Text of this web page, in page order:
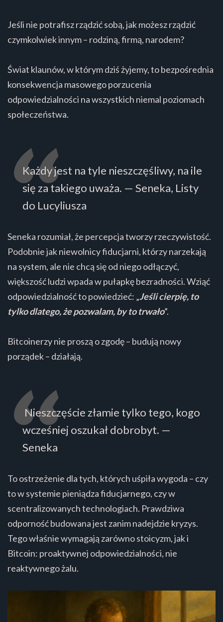
Jeśli nie potrafisz rządzić sobą, jak możesz rządzić
czymkolwiek innym – rodziną, firmą, narodem?
Świat klaunów, w którym dziś żyjemy, to bezpośrednia
konsekwencja masowego porzucenia
odpowiedzialności na wszystkich niemal poziomach
społeczeństwa.
Każdy jest na tyle nieszczęśliwy, na ile
się za takiego uważa. — Seneka, Listy
do Lucyliusza
Seneka rozumiał, że percepcja tworzy rzeczywistość.
Podobnie jak niewolnicy fiducjarni, którzy narzekają
na system, ale nie chcą się od niego odłączyć,
większość ludzi wpada w pułapkę bezradności. Wziąć
odpowiedzialność to powiedzieć: „Jeśli cierpię, to
tylko dlatego, że pozwalam, by to trwało”.
Bitcoinerzy nie proszą o zgodę – budują nowy
porządek – działają.
Nieszczęście złamie tylko tego, kogo
wcześniej oszukał dobrobyt. —
Seneka
To ostrzeżenie dla tych, których uśpiła wygoda – czy
to w systemie pieniądza fiducjarnego, czy w
scentralizowanych technologiach. Prawdziwa
odporność budowana jest zanim nadejdzie kryzys.
Tego właśnie wymagają zarówno stoicyzm, jak i
Bitcoin: proaktywnej odpowiedzialności, nie
reaktywnego żalu.